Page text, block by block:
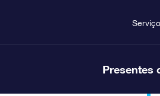
Serviço
Presentes